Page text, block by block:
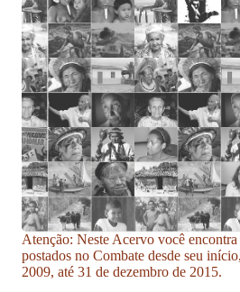
Atenção: Neste Acervo você
postados no Combate desde seu
2009, até 31 de dezembro de 2015.